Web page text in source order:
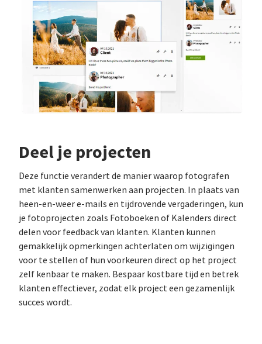
Deel je projecten
Deze functie verandert de manier waarop fotografen
met klanten samenwerken aan projecten. In plaats van
heen-en-weer e-mails en tijdrovende vergaderingen, kun
je fotoprojecten zoals Fotoboeken of Kalenders direct
delen voor feedback van klanten. Klanten kunnen
gemakkelijk opmerkingen achterlaten om wijzigingen
voor te stellen of hun voorkeuren direct op het project
zelf kenbaar te maken. Bespaar kostbare tijd en betrek
klanten effectiever, zodat elk project een gezamenlijk
succes wordt.